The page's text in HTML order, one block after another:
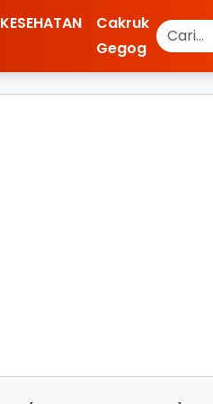
KESEHATAN
Cakruk
Gegog